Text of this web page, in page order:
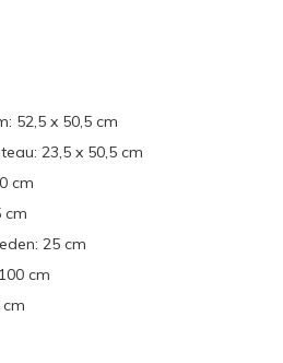
52,5 x 50,5 cm
23,5 x 50,5 cm
cm
cm
25 cm
cm